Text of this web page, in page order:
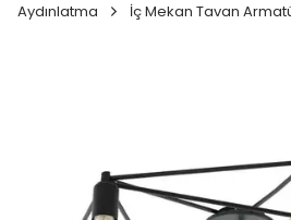
Aydınlatma İç Mekan Tavan